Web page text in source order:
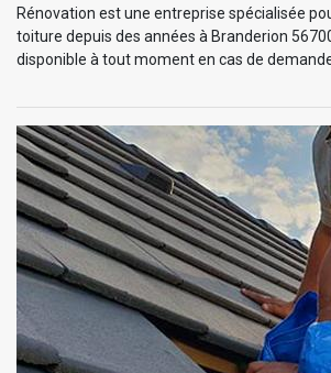
Rénovation est une entreprise spécialisée
toiture depuis des années à Branderion
disponible à tout moment en cas de